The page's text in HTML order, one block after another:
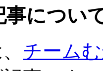
事につい
チーム